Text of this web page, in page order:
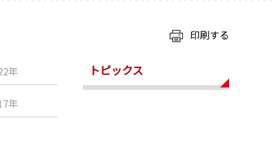
印刷する
年
年
トピックス